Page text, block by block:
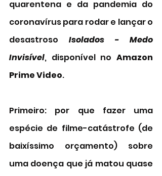
quarentena e da pandemia do
coronavírus para rodar e lançar o
desastroso Isolados - Medo
Invisível, disponível no Amazon
Prime Video.
Primeiro: por que fazer uma
espécie de filme-catástrofe (de
baixíssimo orçamento) sobre
uma doença que já matou quase